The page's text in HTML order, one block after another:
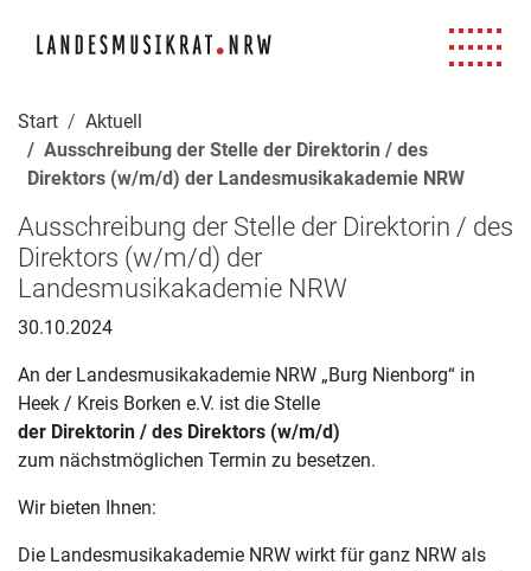
Start
Aktuell
Ausschreibung der Stelle der Direktorin / des
Direktors (w/m/d) der Landesmusikakademie NRW
Ausschreibung der Stelle der Direktorin / des
Direktors (w/m/d) der
Landesmusikakademie NRW
30.10.2024
An der Landesmusikakademie NRW „Burg Nienborg“ in
Heek / Kreis Borken e.V. ist die Stelle
der Direktorin / des Direktors (w/m/d)
zum nächstmöglichen Termin zu besetzen.
Wir bieten Ihnen:
Die Landesmusikakademie NRW wirkt für ganz NRW als